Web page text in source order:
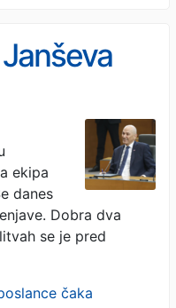
ekipa
danes
Dobra dva
se je pred
čaka